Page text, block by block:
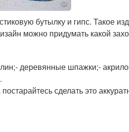
бутылку и гипс. Такое
можно придумать какой
деревянные шпажки;-
сделать это